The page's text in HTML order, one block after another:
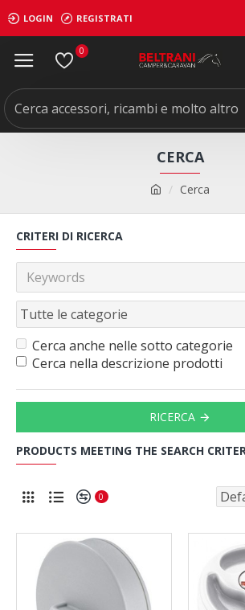
LOGIN REGISTRATI
0
Cerca
CERCA
CRITERI DI RICERCA
Cerca anche nelle sotto categorie
Cerca nella descrizione prodotti
RICERCA
PRODUCTS MEETING THE SEARCH
0